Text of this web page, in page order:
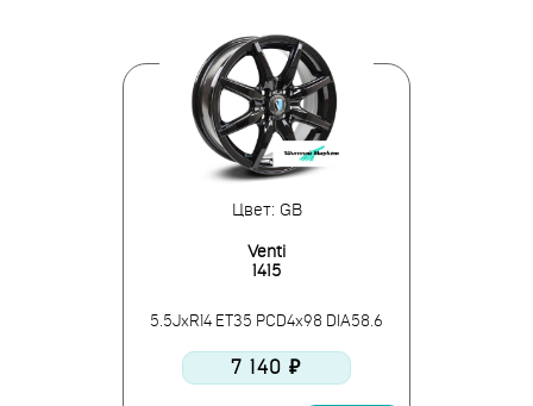
Цвет: GB
Venti
1415
5.5JxR14 ET35 PCD4x98 DIA58.6
7 140 ₽